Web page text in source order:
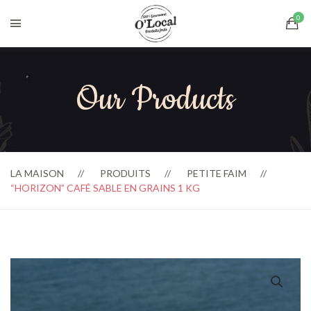
Our Products
LA MAISON PRODUITS
PETITE FAIM
“HORIZON” CAFÉ SABLE EN GRAINS 1 KG